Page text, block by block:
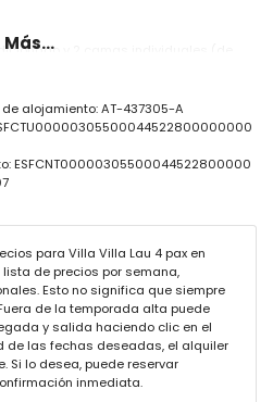
y 2 camas individuales (de
lavabo, ducha y WC
(a menos de 5 kilómetros de la villa)
Jávea (a menos de 3
Más...
alojamiento: AT-437305-A
ESFCNT00000305500044522800000
para Villa Villa Lau 4 pax en
de precios por semana,
Esto no significa que siempre
de la temporada alta puede
y salida haciendo clic en el
de las fechas deseadas, el alquiler
Si lo desea, puede reservar
inmediata.